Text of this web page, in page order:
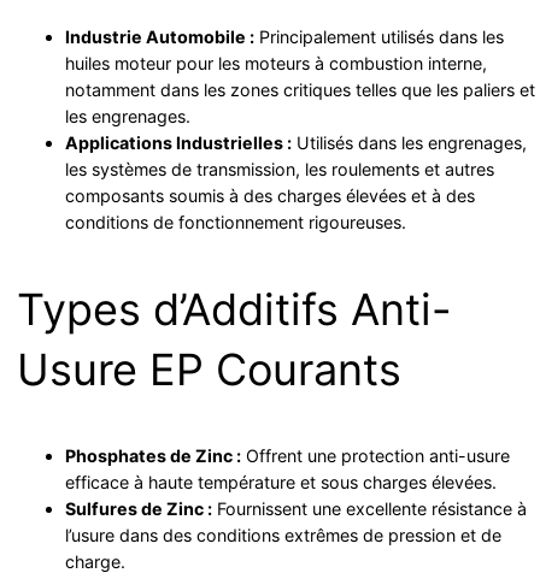
Industrie Automobile : Principalement utilisés dans les
huiles moteur pour les moteurs à combustion interne,
notamment dans les zones critiques telles que les paliers et
les engrenages.
Applications Industrielles : Utilisés dans les engrenages,
les systèmes de transmission, les roulements et autres
composants soumis à des charges élevées et à des
conditions de fonctionnement rigoureuses.
Types d’Additifs Anti-
Usure EP Courants
Phosphates de Zinc : Offrent une protection anti-usure
efficace à haute température et sous charges élevées.
Sulfures de Zinc : Fournissent une excellente résistance à
l’usure dans des conditions extrêmes de pression et de
charge.